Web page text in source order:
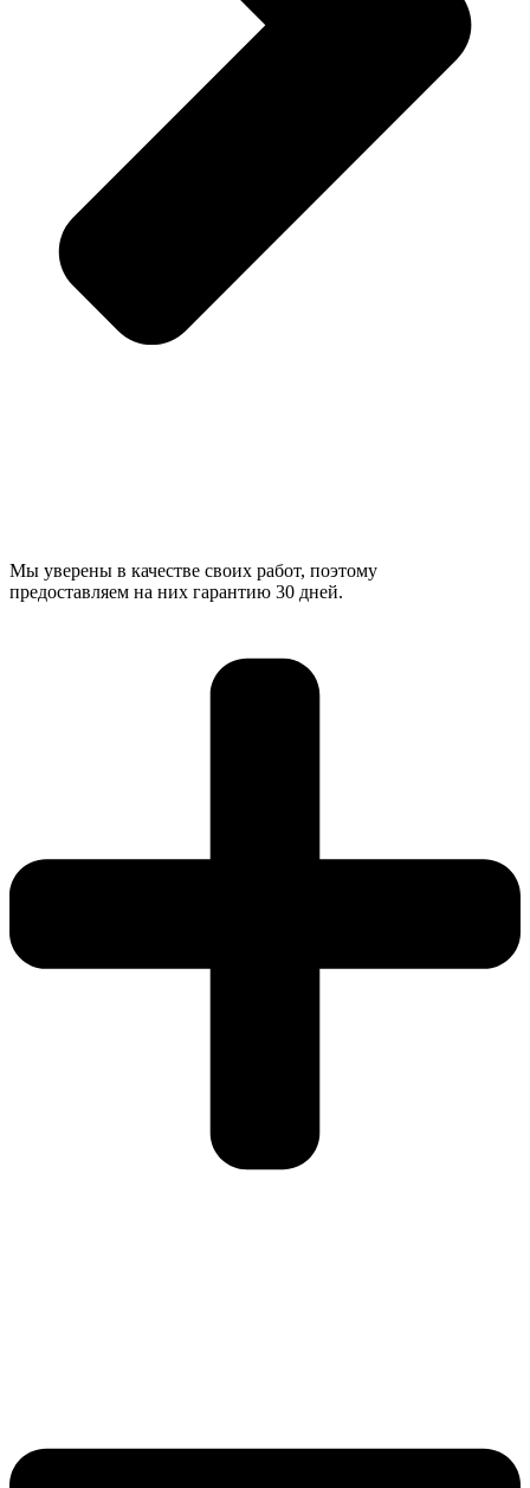
Мы уверены в качестве своих работ, поэтому
предоставляем на них гарантию 30 дней.